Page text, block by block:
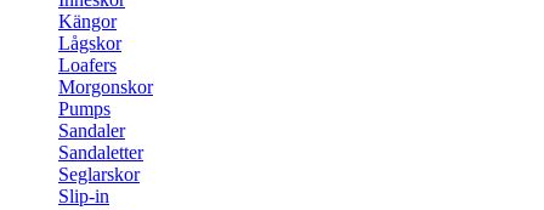
Kängor
Lågskor
Loafers
Morgonskor
Pumps
Sandaler
Sandaletter
Seglarskor
Slip-in